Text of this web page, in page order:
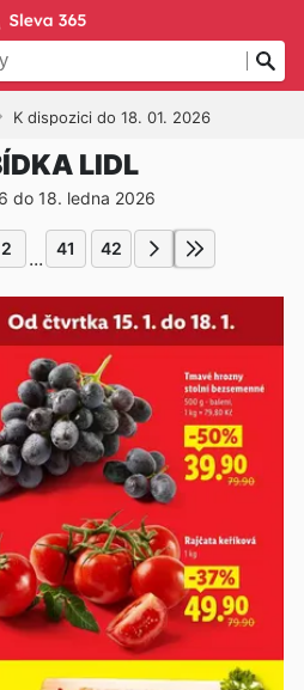
K dispozici do 18. 01. 2026
LIDL
do 18. ledna 2026
2 ... 41 42